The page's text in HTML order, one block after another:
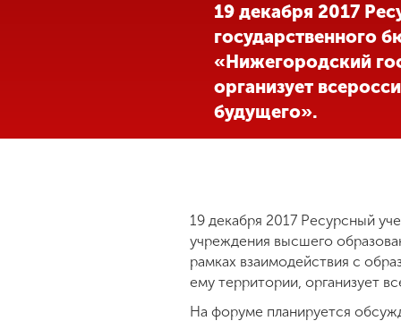
19 декабря 2017
государственного
«Нижегородский
организует
будущего».
19 декабря 2017 Ресурсный
учреждения высшего
рамках взаимодействия с
ему территории, организует
На форуме планируется